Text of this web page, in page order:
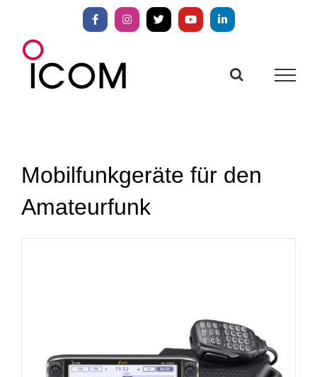
springen
FacebookInstagram
X YouTubeLinkedIn
Mobilfunkgeräte für den
Amateurfunk